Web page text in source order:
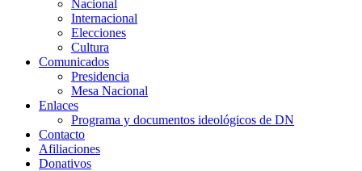
Nacional
Internacional
Elecciones
Cultura
Comunicados
Presidencia
Mesa Nacional
Enlaces
Programa y documentos ideológicos de DN
Contacto
Afiliaciones
Donativos